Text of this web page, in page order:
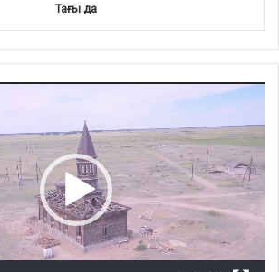
Тағы да